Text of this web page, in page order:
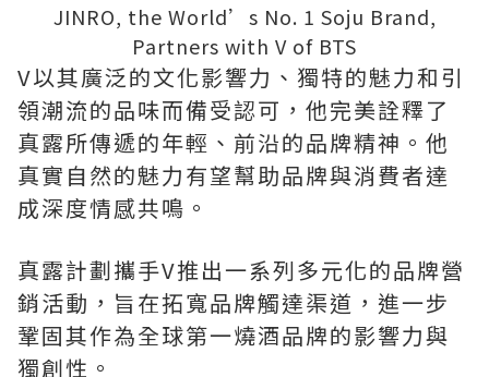
JINRO, the World’s No. 1 Soju Brand,
Partners with V of BTS
V以其廣泛的文化影響力、獨特的魅力和引
領潮流的品味而備受認可，他完美詮釋了
真露所傳遞的年輕、前沿的品牌精神。他
真實自然的魅力有望幫助品牌與消費者達
成深度情感共鳴。
真露計劃攜手V推出一系列多元化的品牌營
銷活動，旨在拓寬品牌觸達渠道，進一步
鞏固其作為全球第一燒酒品牌的影響力與
獨創性。